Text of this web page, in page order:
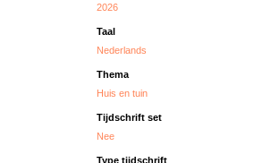
2026
Taal
Nederlands
Thema
Huis en tuin
Tijdschrift set
Nee
Type tijdschrift